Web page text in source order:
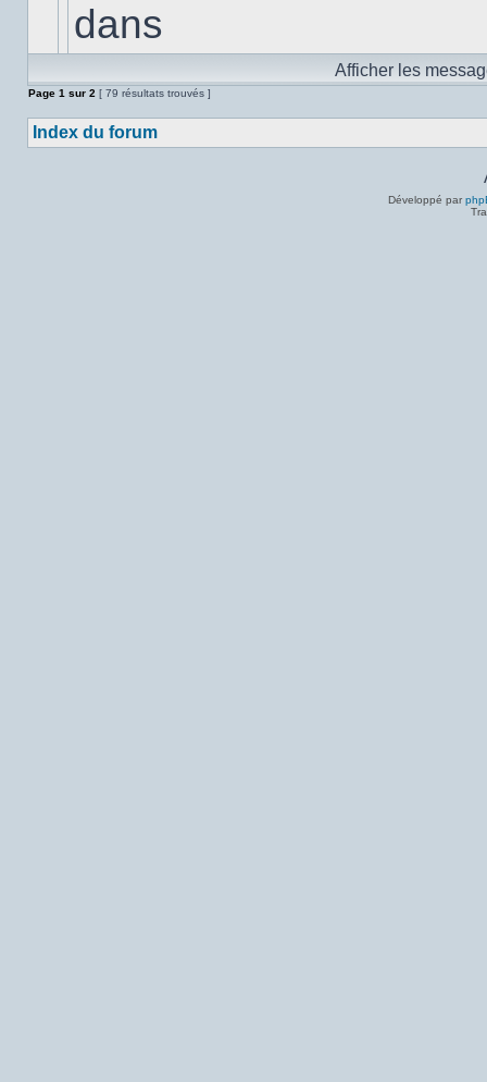
dansdans
Afficher les
Page 1 sur 2 [ 79 résultats trouvés ]
Index du forum
Développé par